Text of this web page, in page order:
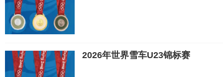
2026年世界雪车U23锦标赛